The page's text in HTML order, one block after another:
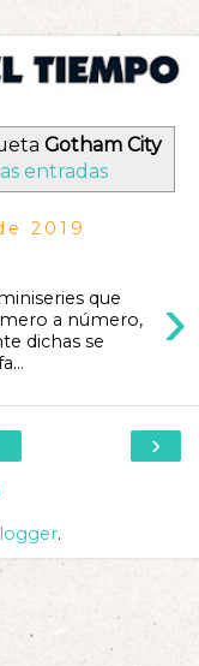
Gotham City
entradas
2019
›
que
a número,
dichas se
›
.